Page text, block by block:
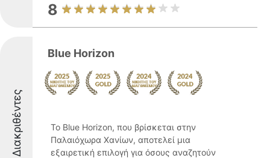
8
Διακριθέντες
Blue Horizon
Το Blue Horizon, που βρίσκεται στην
Παλαιόχωρα Χανίων, αποτελεί μια
εξαιρετική επιλογή για όσους αναζητούν